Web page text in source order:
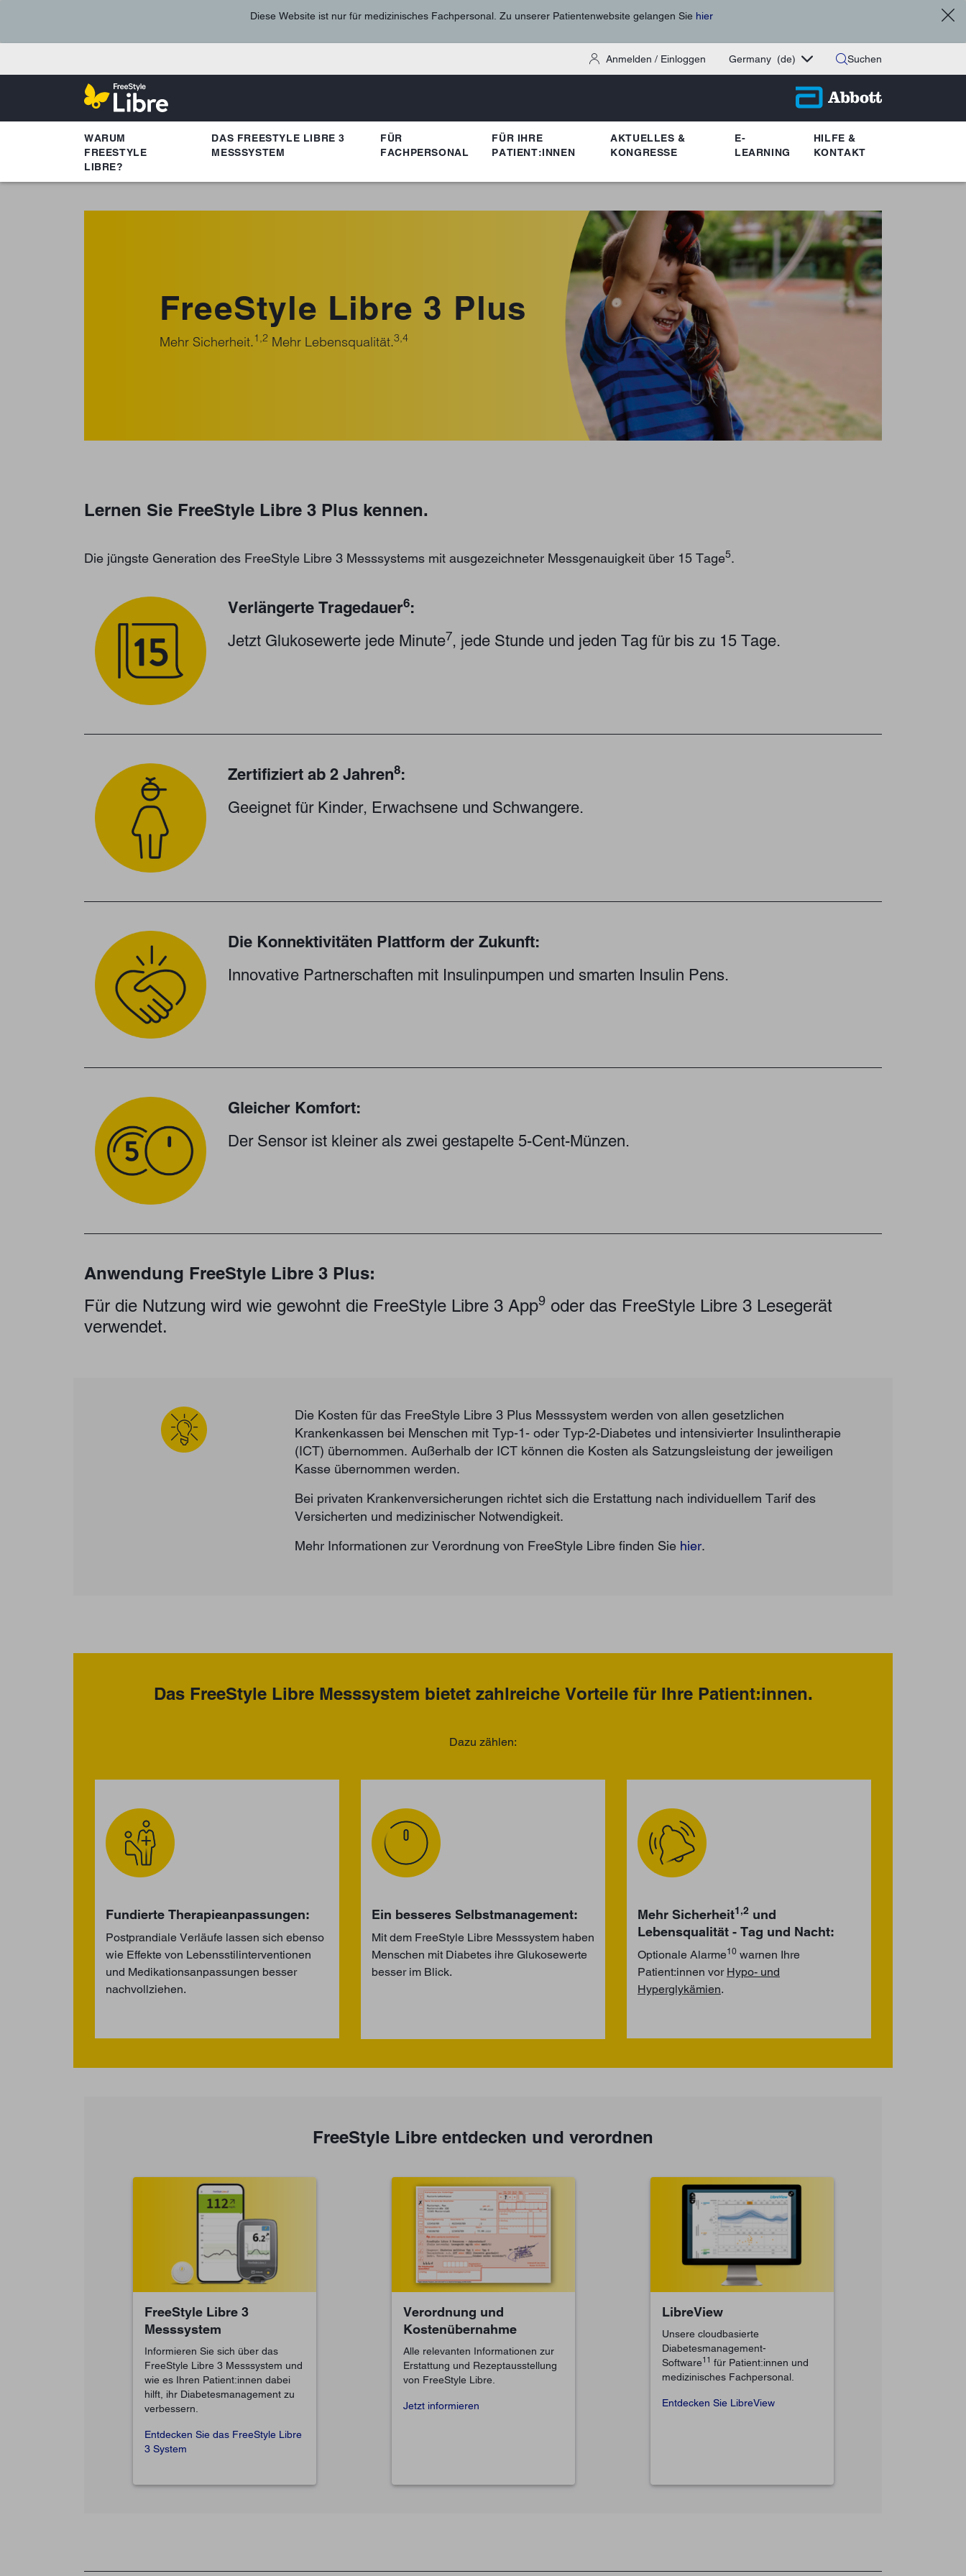
Diese Website ist nur für medizinisches Fachpersonal. Zu unserer Patientenwebsite gelangen Sie hier
Anmelden / Einloggen Germany (de) Suchen
WARUM
FREESTYLE
LIBRE?
DAS FREESTYLE LIBRE 3
MESSSYSTEM
FÜR
FACHPERSONAL
FÜR IHRE
PATIENT:INNEN
AKTUELLES &
KONGRESSE
E-
LEARNING
HILFE &
KONTAKT
FreeStyle Libre 3 Plus
Mehr Sicherheit.1,2Mehr Lebensqualität.3,4
Lernen Sie FreeStyle Libre 3 Plus kennen.
Die jüngste Generation des FreeStyle Libre 3 Messsystems mit ausgezeichneter Messgenauigkeit über 15 Tage5.
Verlängerte Tragedauer6:
Jetzt Glukosewerte jede Minute7, jede Stunde und jeden Tag für bis zu 15 Tage.
Zertifiziert ab 2 Jahren8:
Geeignet für Kinder, Erwachsene und Schwangere.
Die Konnektivitäten Plattform der Zukunft:
Innovative Partnerschaften mit Insulinpumpen und smarten Insulin Pens.
Gleicher Komfort:
Der Sensor ist kleiner als zwei gestapelte 5-Cent-Münzen.
Anwendung FreeStyle Libre 3 Plus:
Für die Nutzung wird wie gewohnt die FreeStyle Libre 3 App9 oder das FreeStyle Libre 3 Lesegerät
verwendet.
Die Kosten für das FreeStyle Libre 3 Plus Messsystem werden von allen gesetzlichen
Krankenkassen bei Menschen mit Typ-1- oder Typ-2-Diabetes und intensivierter Insulintherapie
(ICT) übernommen. Außerhalb der ICT können die Kosten als Satzungsleistung der jeweiligen
Kasse übernommen werden.
Bei privaten Krankenversicherungen richtet sich die Erstattung nach individuellem Tarif des
Versicherten und medizinischer Notwendigkeit.
Mehr Informationen zur Verordnung von FreeStyle Libre finden Sie hier.
Das FreeStyle Libre Messsystem bietet zahlreiche Vorteile für Ihre Patient:innen.
Dazu zählen:
Fundierte Therapieanpassungen:
Postprandiale Verläufe lassen sich ebenso
wie Effekte von Lebensstilinterventionen
und Medikationsanpassungen besser
nachvollziehen.
Ein besseres Selbstmanagement:
Mit dem FreeStyle Libre Messsystem haben
Menschen mit Diabetes ihre Glukosewerte
besser im Blick.
Mehr Sicherheit1,2 und
Lebensqualität - Tag und Nacht:
Optionale Alarme10 warnen Ihre
Patient:innen vor Hypo- und
Hyperglykämien.
FreeStyle Libre entdecken und verordnen
FreeStyle Libre 3
Messsystem
Informieren Sie sich über das
FreeStyle Libre 3 Messsystem und
wie es Ihren Patient:innen dabei
hilft, ihr Diabetesmanagement zu
verbessern.
Entdecken Sie das FreeStyle Libre
3 System
Verordnung und
Kostenübernahme
Alle relevanten Informationen zur
Erstattung und Rezeptausstellung
von FreeStyle Libre.
Jetzt informieren
LibreView
Unsere cloudbasierte
Diabetesmanagement-
Software11 für Patient:innen und
medizinisches Fachpersonal.
Entdecken Sie LibreView